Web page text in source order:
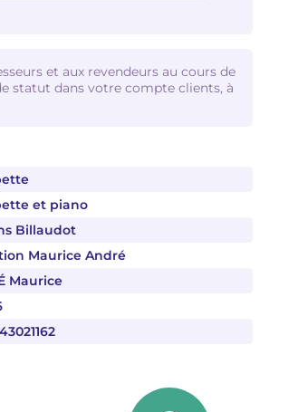
et piano
Billaudot
Maurice André
Maurice
et aux revendeurs au cours de
statut dans votre compte clients, à